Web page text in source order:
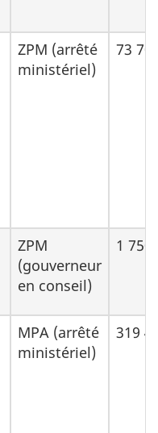
ZPM (arrêté
ministériel)
73
ZPM
(gouverneur
en conseil)
1 750
MPA (arrêté
ministériel)
319